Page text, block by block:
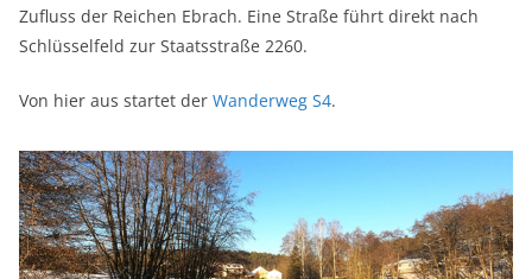
Zufluss der Reichen Ebrach. Eine Straße führt direkt nach
Schlüsselfeld zur Staatsstraße 2260.
Von hier aus startet der Wanderweg S4.